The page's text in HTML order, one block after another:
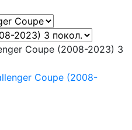
Coupe (2008-2023) 3